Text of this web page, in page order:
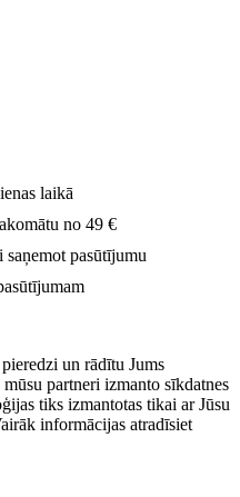
laikā
no 49 €
saņemot pasūtījumu
un rādītu Jums
partneri izmanto sīkdatnes
tiks izmantotas tikai ar Jūsu
informācijas atradīsiet